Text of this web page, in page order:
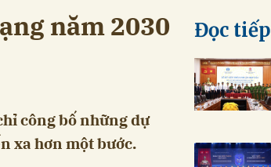
năm 2030
công bố những dự
xa hơn một bước.
Đọc tiếp
Gửi